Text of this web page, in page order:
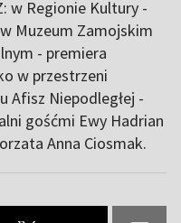
w Regionie Kultury -
Muzeum Zamojskim
- premiera
w przestrzeni
Afisz Niepodległej -
gośćmi Ewy Hadrian
Anna Ciosmak.